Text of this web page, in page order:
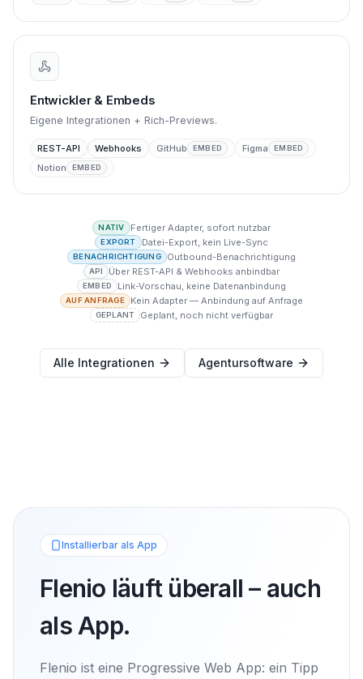
Entwickler & Embeds
Eigene Integrationen + Rich-Previews.
REST-API Webhooks GitHub EMBED Figma EMBED
Notion EMBED
NATIV Fertiger Adapter, sofort nutzbar
EXPORT Datei-Export, kein Live-Sync
BENACHRICHTIGUNG Outbound-Benachrichtigung
API Über REST-API & Webhooks anbindbar
EMBED Link-Vorschau, keine Datenanbindung
AUF ANFRAGE Kein Adapter — Anbindung auf Anfrage
GEPLANT Geplant, noch nicht verfügbar
Alle Integrationen Agentursoftware
Installierbar als App
Flenio läuft überall – auch
als App.
Flenio ist eine Progressive Web App: ein Tipp